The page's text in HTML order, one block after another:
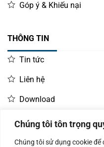
Chúng tôi tôn trọng
Chúng tôi sử dụng cookie
Góp ý & Khiếu nại
THÔNG TIN
Tin tức
Liên hệ
Download
LIÊN HỆ MUA HÀNG